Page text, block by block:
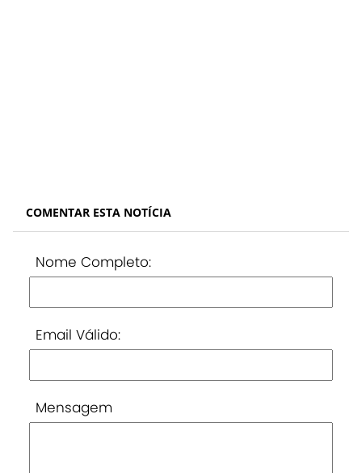
COMENTAR ESTA NOTÍCIA
Nome Completo:
Email Válido:
Mensagem